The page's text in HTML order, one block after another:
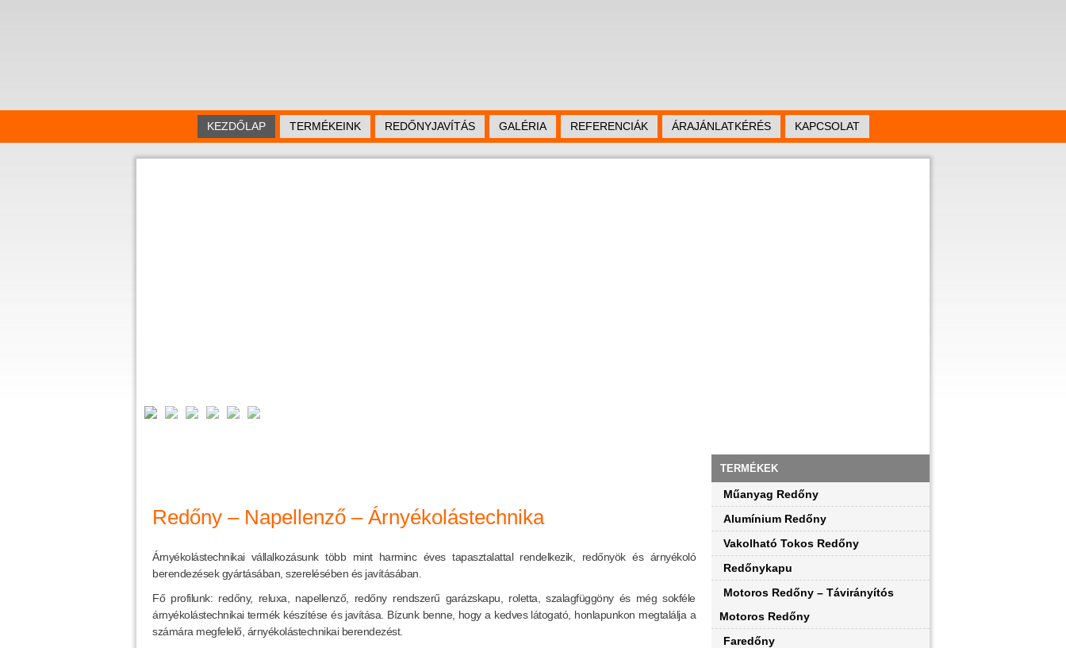
KEZDŐLAP TERMÉKEINK REDŐNYJAVÍTÁS GALÉRIA REFERENCIÁK ÁRAJÁNLATKÉRÉS KAPCSOLAT
Redőny – Napellenző – Árnyékolástechnika
Árnyékolástechnikai vállalkozásunk több mint harminc éves tapasztalattal rendelkezik, redőnyök és árnyékoló
berendezések gyártásában, szerelésében és javításában.
Fő profilunk: redőny, reluxa, napellenző, redőny rendszerű garázskapu, roletta, szalagfüggöny és még sokféle
árnyékolástechnikai termék készítése és javítása. Bízunk benne, hogy a kedves látogató, honlapunkon megtalálja a
számára megfelelő, árnyékolástechnikai berendezést.
TERMÉKEK
Műanyag Redőny
Alumínium Redőny
Vakolható Tokos Redőny
Redőnykapu
Motoros Redőny – Távirányítós
Motoros Redőny
Faredőny